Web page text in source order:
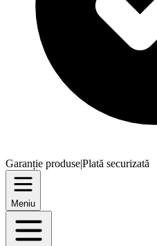
Garanție produse|Plată securizată
Meniu